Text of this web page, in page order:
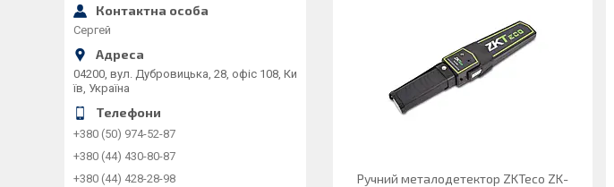
Ручний металодетектор ZKTeco ZK-
Сергей
04200, вул. Дубровицька, 28, офіс 108, Ки
їв, Україна
+380 (50) 974-52-87
+380 (44) 430-80-87
+380 (44) 428-28-98